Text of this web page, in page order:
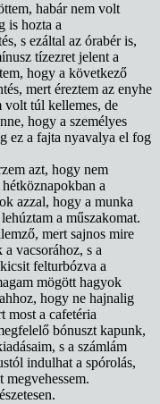
habár nem volt
is hozta a
s ezáltal az órabér is,
tízezret jelent a
hogy a következő
mert éreztem az enyhe
volt túl kellemes, de
hogy a személyes
ez a fajta nyavalya el fog
azt, hogy nem
a
azzal, hogy a munka
a műszakomat.
mert sajnos mire
vacsorához, s a
felturbózva a
mögött hagyok
hogy ne hajnalig
most a cafetéria
bónuszt kapunk,
s a számlám
indulhat a spórolás,